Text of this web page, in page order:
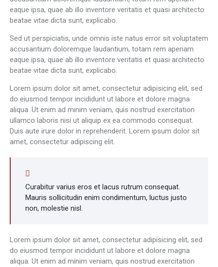
eaque ipsa, quae ab illo inventore veritatis et quasi architecto
beatae vitae dicta sunt, explicabo.
Sed ut perspiciatis, unde omnis iste natus error sit voluptatem
accusantium doloremque laudantium, totam rem aperiam
eaque ipsa, quae ab illo inventore veritatis et quasi architecto
beatae vitae dicta sunt, explicabo.
Lorem ipsum dolor sit amet, consectetur adipisicing elit, sed
do eiusmod tempor incididunt ut labore et dolore magna
aliqua. Ut enim ad minim veniam, quis nostrud exercitation
ullamco laboris nisi ut aliquip ex ea commodo consequat.
Duis aute irure dolor in reprehenderit. Lorem ipsum dolor sit
amet, consectetur adipiscing elit.
Curabitur varius eros et lacus rutrum consequat.
Mauris sollicitudin enim condimentum, luctus justo
non, molestie nisl.
Lorem ipsum dolor sit amet, consectetur adipisicing elit, sed
do eiusmod tempor incididunt ut labore et dolore magna
aliqua. Ut enim ad minim veniam, quis nostrud exercitation